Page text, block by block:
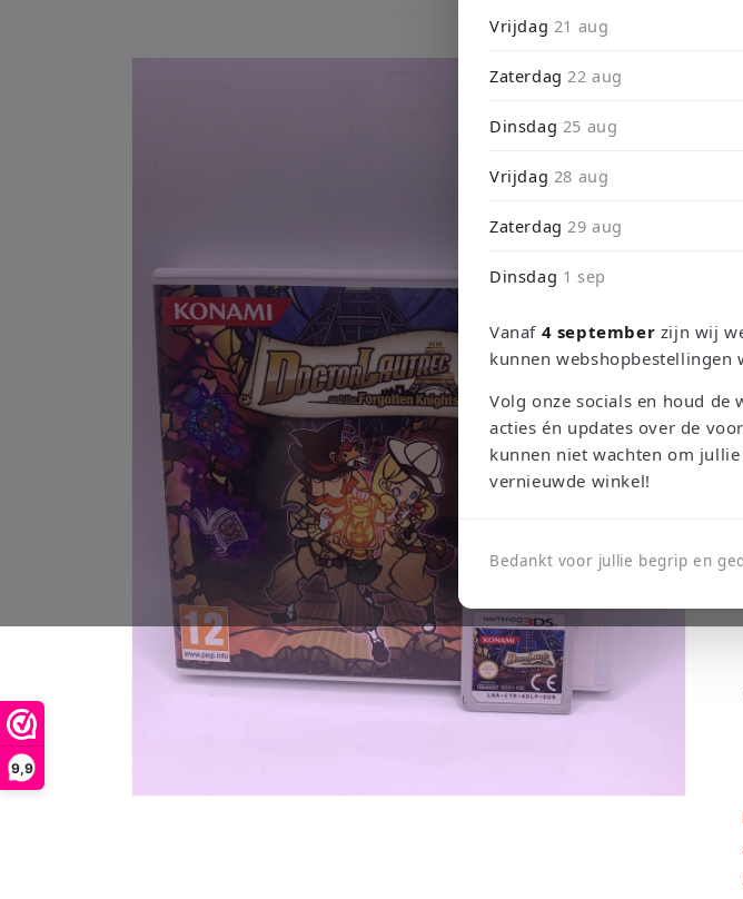
9,9
i
Vrijdag 21 aug
Zaterdag22 aug
Dinsdag 25 aug
Vrijdag 28 aug
Zaterdag29 aug
Dinsdag 1 sep
Vanaf 4 september zijn wij
kunnen
Volg onze socials en houd de
acties én updates over de
kunnen niet wachten om
vernieuwde winkel!
Bedankt voor jullie begrip en